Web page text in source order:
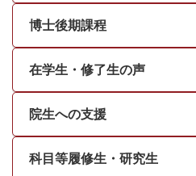
博士後期課程
在学生・修了生の声
院生への支援
科目等履修生・研究生